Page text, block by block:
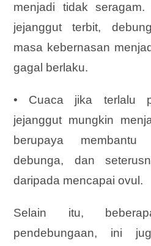
menjadi tidak seragam.
jejanggut terbit,
masa kebernasan
gagal berlaku.
• Cuaca jika terlalu
jejanggut mungkin
berupaya membantu
debunga, dan
daripada mencapai ovul.
Selain itu,
pendebungaan, ini